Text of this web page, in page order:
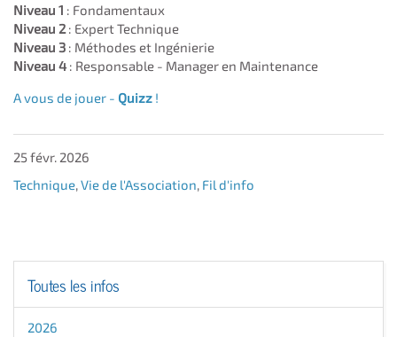
Niveau 1 : Fondamentaux
Niveau 2 : Expert Technique
Niveau 3 : Méthodes et Ingénierie
Niveau 4: Responsable - Manager en Maintenance
A vous de jouer - Quizz !
25 févr. 2026
Technique Vie de l'Association Fil d'info
Toutes les infos
2026